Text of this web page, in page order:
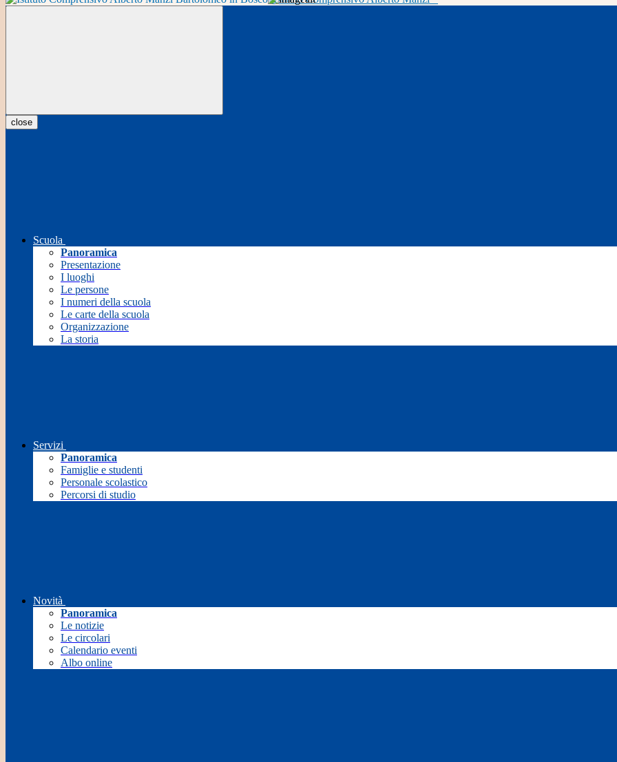
close
Scuola
Panoramica
Presentazione
I luoghi
Le persone
I numeri della scuola
Le carte della scuola
Organizzazione
La storia
Servizi
Panoramica
Famiglie e studenti
Personale scolastico
Percorsi di studio
Novità
Panoramica
Le notizie
Le circolari
Calendario eventi
Albo online